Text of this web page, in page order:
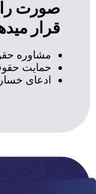
صورت
قرار
مشاوره
حمایت
ادعای